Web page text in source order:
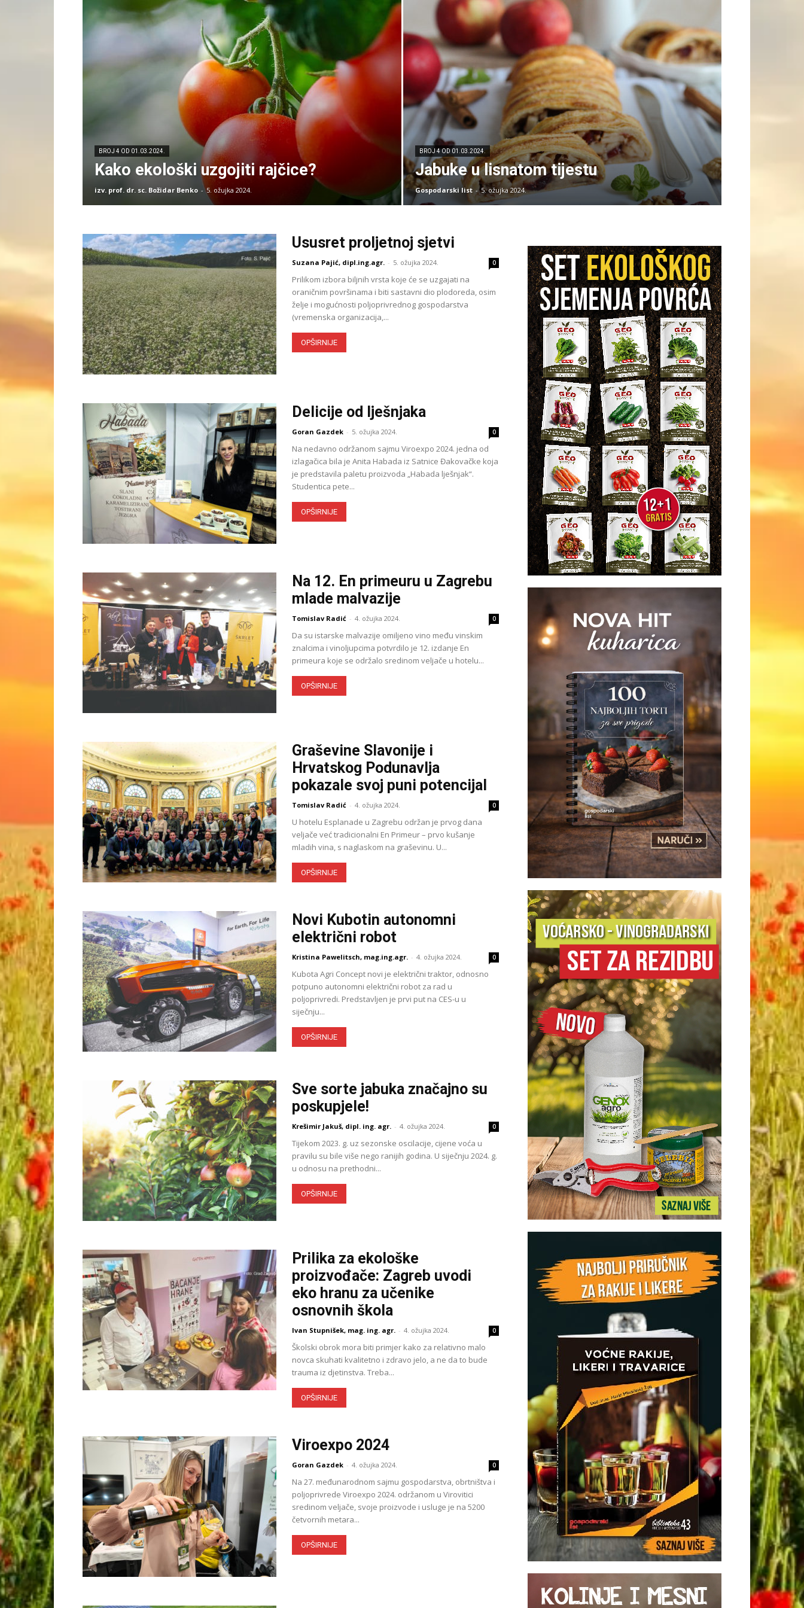
BROJ 4 OD 01.03.2024.
Kako ekološki uzgojiti rajčice?
izv. prof. dr. sc. Božidar Benko - 5. ožujka 2024.
BROJ 4 OD 01.03.2024.
Jabuke u lisnatom tijestu
Gospodarski list - 5. ožujka 2024.
Ususret proljetnoj sjetvi
Suzana Pajić, dipl.ing.agr. - 5. ožujka 2024. 0
Prilikom izbora biljnih vrsta koje će se uzgajati na
oraničnim površinama i biti sastavni dio plodoreda, osim
želje i mogućnosti poljoprivrednog gospodarstva
(vremenska organizacija,...
OPŠIRNIJE
Delicije od lješnjaka
Goran Gazdek - 5. ožujka 2024. 0
Na nedavno održanom sajmu Viroexpo 2024. jedna od
izlagačica bila je Anita Habada iz Satnice Đakovačke koja
je predstavila paletu proizvoda „Habada lješnjak“.
Studentica pete...
OPŠIRNIJE
Na 12. En primeuru u Zagrebu
mlade malvazije
Tomislav Radić - 4. ožujka 2024. 0
Da su istarske malvazije omiljeno vino među vinskim
znalcima i vinoljupcima potvrdilo je 12. izdanje En
primeura koje se održalo sredinom veljače u hotelu...
OPŠIRNIJE
Graševine Slavonije i
Hrvatskog Podunavlja
pokazale svoj puni potencijal
Tomislav Radić - 4. ožujka 2024. 0
U hotelu Esplanade u Zagrebu održan je prvog dana
veljače već tradicionalni En Primeur – prvo kušanje
mladih vina, s naglaskom na graševinu. U...
OPŠIRNIJE
Novi Kubotin autonomni
električni robot
Kristina Pawelitsch, mag.ing.agr. - 4. ožujka 2024. 0
Kubota Agri Concept novi je električni traktor, odnosno
potpuno autonomni električni robot za rad u
poljoprivredi. Predstavljen je prvi put na CES-u u
siječnju...
OPŠIRNIJE
Sve sorte jabuka značajno su
poskupjele!
Krešimir Jakuš, dipl. ing. agr. - 4. ožujka 2024. 0
Tijekom 2023. g. uz sezonske oscilacije, cijene voća u
pravilu su bile više nego ranijih godina. U siječnju 2024. g.
u odnosu na prethodni...
OPŠIRNIJE
Prilika za ekološke
proizvođače: Zagreb uvodi
eko hranu za učenike
osnovnih škola
Ivan Stupnišek, mag. ing. agr. - 4. ožujka 2024. 0
Školski obrok mora biti primjer kako za relativno malo
novca skuhati kvalitetno i zdravo jelo, a ne da to bude
trauma iz djetinstva. Treba...
OPŠIRNIJE
Viroexpo 2024
Goran Gazdek - 4. ožujka 2024. 0
Na 27. međunarodnom sajmu gospodarstva, obrtništva i
poljoprivrede Viroexpo 2024. održanom u Virovitici
sredinom veljače, svoje proizvode i usluge je na 5200
četvornih metara...
OPŠIRNIJE